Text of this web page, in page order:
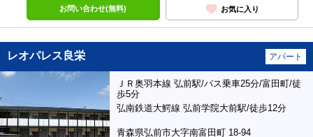
お問い合わせ(無料) お気に入り
レオパレス良栄 アパート
ＪＲ奥羽本線 弘前駅/バス乗車25分/富田町/徒
歩5分
弘南鉄道大鰐線 弘前学院大前駅/徒歩12分
青森県弘前市大字南富田町 18-94